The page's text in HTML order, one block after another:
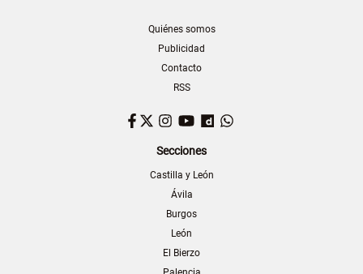
Quiénes somos
Publicidad
Contacto
RSS
Facebook
TwitterInstagram
YouTubeDailymotion
Secciones
Castilla y León
Ávila
Burgos
León
El Bierzo